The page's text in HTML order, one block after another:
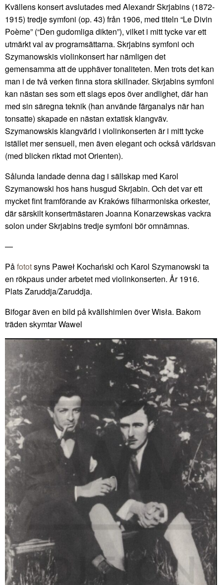
Kvällens konsert avslutades med Alexandr Skrjabins (1872-
1915) tredje symfoni (op. 43) från 1906, med titeln “Le Divin
Poème” (“Den gudomliga dikten”), vilket i mitt tycke var ett
utmärkt val av programsättarna. Skrjabins symfoni och
Szymanowskis violinkonsert har nämligen det
gemensamma att de upphäver tonaliteten. Men trots det kan
man i de två verken finna stora skillnader. Skrjabins symfoni
kan nästan ses som ett slags epos över andlighet, där han
med sin säregna teknik (han använde färganalys när han
tonsatte) skapade en nästan extatisk klangväv.
Szymanowskis klangvärld i violinkonserten är i mitt tycke
istället mer sensuell, men även elegant och också världsvan
(med blicken riktad mot Orienten).
Sålunda landade denna dag i sällskap med Karol
Szymanowski hos hans husgud Skrjabin. Och det var ett
mycket fint framförande av Krakóws filharmoniska orkester,
där särskilt konsertmästaren Joanna Konarzewskas vackra
solon under Skrjabins tredje symfoni bör omnämnas.
—
Påfototsyns Paweł Kochański och Karol Szymanowski ta
en rökpaus under arbetet med violinkonserten. År 1916.
Plats Zaruddja/Zaruddja.
Bifogar även en bild på kvällshimlen över Wisła. Bakom
träden skymtar Wawel